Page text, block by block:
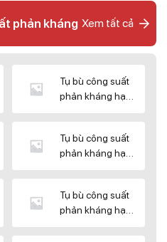
phản kháng Xem tất cả
Tụ bù công suất
phản kháng hạ
Tụ bù công suất
phản kháng hạ
Tụ bù công suất
phản kháng hạ